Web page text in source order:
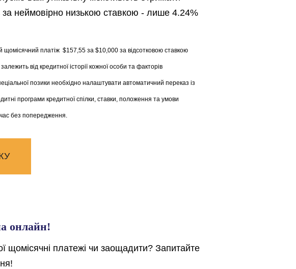
неймовірно низькою ставкою - лише 4.24%
щомісячний платіж $157,55 за $10,000 за відсотковою ставкою
від кредитної історії кожної особи та факторів
позики необхідно налаштувати автоматичний переказ із
програми кредитної спілки, ставки, положення та умови
без попередження.
онлайн!
щомісячні платежі чи заощадити? Запитайте